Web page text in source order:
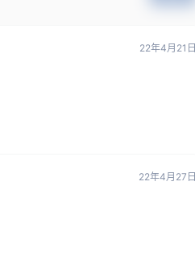
22年4月21日
22年4月27日